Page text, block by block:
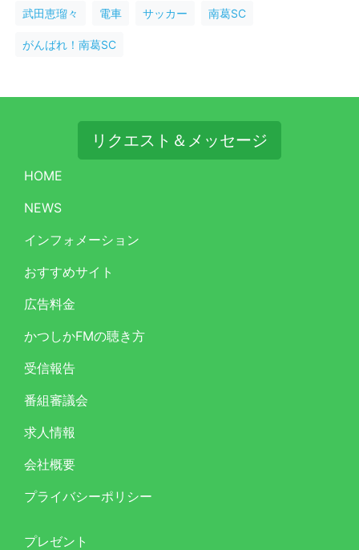
武田恵瑠々 電車 サッカー 南葛SC
がんばれ！南葛SC
リクエスト＆メッセージ
HOME
NEWS
インフォメーション
おすすめサイト
広告料金
かつしかFMの聴き方
受信報告
番組審議会
求人情報
会社概要
プライバシーポリシー
プレゼント